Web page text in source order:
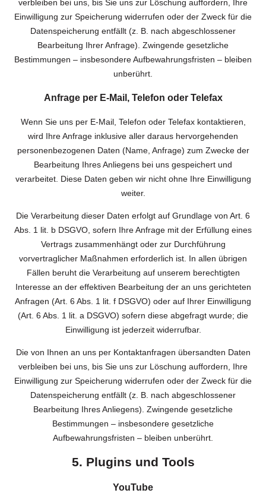
verbleiben bei uns, bis Sie uns zur Löschung auffordern, Ihre
Einwilligung zur Speicherung widerrufen oder der Zweck für die
Datenspeicherung entfällt (z. B. nach abgeschlossener
Bearbeitung Ihrer Anfrage). Zwingende gesetzliche
Bestimmungen – insbesondere Aufbewahrungsfristen – bleiben
unberührt.
Anfrage per E-Mail, Telefon oder Telefax
Wenn Sie uns per E-Mail, Telefon oder Telefax kontaktieren,
wird Ihre Anfrage inklusive aller daraus hervorgehenden
personenbezogenen Daten (Name, Anfrage) zum Zwecke der
Bearbeitung Ihres Anliegens bei uns gespeichert und
verarbeitet. Diese Daten geben wir nicht ohne Ihre Einwilligung
weiter.
Die Verarbeitung dieser Daten erfolgt auf Grundlage von Art. 6
Abs. 1 lit. b DSGVO, sofern Ihre Anfrage mit der Erfüllung eines
Vertrags zusammenhängt oder zur Durchführung
vorvertraglicher Maßnahmen erforderlich ist. In allen übrigen
Fällen beruht die Verarbeitung auf unserem berechtigten
Interesse an der effektiven Bearbeitung der an uns gerichteten
Anfragen (Art. 6 Abs. 1 lit. f DSGVO) oder auf Ihrer Einwilligung
(Art. 6 Abs. 1 lit. a DSGVO) sofern diese abgefragt wurde; die
Einwilligung ist jederzeit widerrufbar.
Die von Ihnen an uns per Kontaktanfragen übersandten Daten
verbleiben bei uns, bis Sie uns zur Löschung auffordern, Ihre
Einwilligung zur Speicherung widerrufen oder der Zweck für die
Datenspeicherung entfällt (z. B. nach abgeschlossener
Bearbeitung Ihres Anliegens). Zwingende gesetzliche
Bestimmungen – insbesondere gesetzliche
Aufbewahrungsfristen – bleiben unberührt.
5. Plugins und Tools
YouTube